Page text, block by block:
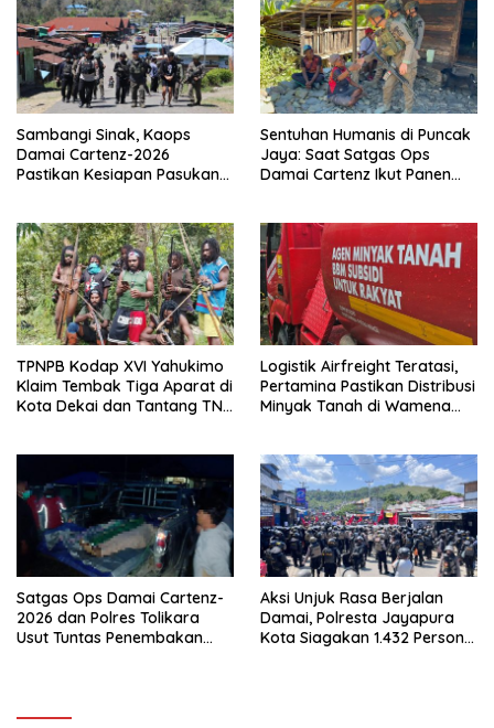
Sambangi Sinak, Kaops
Damai Cartenz-2026
Pastikan Kesiapan Pasukan
Sentuhan Humanis di Puncak
Jaya: Saat Satgas Ops
Damai Cartenz Ikut Panen
TPNPB Kodap XVI Yahukimo
Klaim Tembak Tiga Aparat di
Kota Dekai dan Tantang TNI-
Logistik Airfreight Teratasi,
Pertamina Pastikan Distribusi
Minyak Tanah di Wamena
Satgas Ops Damai Cartenz-
2026 dan Polres Tolikara
Usut Tuntas Penembakan
Aksi Unjuk Rasa Berjalan
Damai, Polresta Jayapura
Kota Siagakan 1.432 Personel